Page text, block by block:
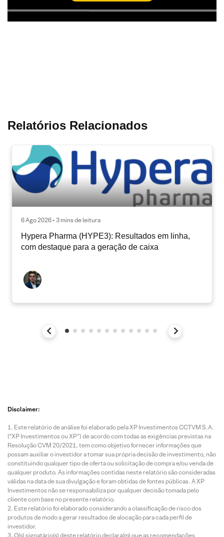
Relatórios Relacionados
6 Ago 2026 • 3 mins de leitura
Hypera Pharma (HYPE3): Resultados em linha,
com destaque para a geração de caixa
Disclaimer:
Este relatório de análise foi elaborado pela XP Investimentos CCTVM S.A.
(“XP Investimentos ou XP”) de acordo com todas as exigências previstas na
Resolução CVM 20/2021, tem como objetivo fornecer informações que
possam auxiliar o investidor a tomar sua própria decisão de investimento, não
constituindo qualquer tipo de oferta ou solicitação de compra e/ou venda de
qualquer produto. As informações contidas neste relatório são consideradas
válidas na data de sua divulgação e foram obtidas de fontes públicas. A XP
Investimentos não se responsabiliza por qualquer decisão tomada pelo
cliente com base no presente relatório.
Este relatório foi elaborado considerando a classificação de risco dos
produtos de modo a gerar resultados de alocação para cada perfil de
investidor.
O(s) signatário(s) deste relatório declara(m) que as recomendações